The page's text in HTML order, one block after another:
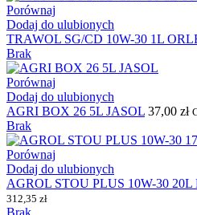
Porównaj
Dodaj do ulubionych
TRAWOL SG/CD 10W-30 1L
Brak
Porównaj
Dodaj do ulubionych
AGRI BOX 26 5L JASOL 37,00 zł
Brak
Porównaj
Dodaj do ulubionych
AGROL STOU PLUS 10W-30 20L
312,35 zł
Brak